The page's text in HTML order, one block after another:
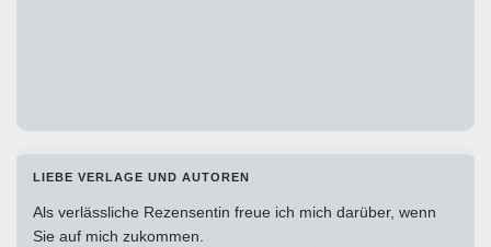
LIEBE VERLAGE UND AUTOREN
Als verlässliche Rezensentin freue ich mich darüber, wenn
Sie auf mich zukommen.